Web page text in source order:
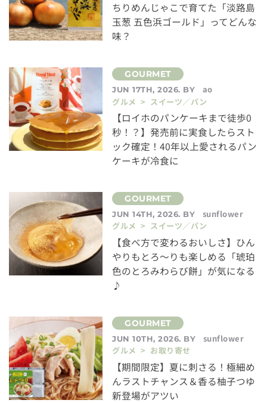
ちりめんじゃこで育てた「淡路島
玉葱 五色浜ゴールド」ってどんな
味？
JUN 17TH, 2026. BY
ao
グルメ > スイーツ／パン
【ロイホのパンケーキまで徒歩0
秒！？】発売前に実食したらスト
ック確定！40年以上愛されるパン
ケーキが冷食に
JUN 14TH, 2026. BY
sunflower
グルメ > スイーツ／パン
【食べ方で変わるおいしさ】ひん
やりもとろ〜りも楽しめる「琥珀
色のとろみわらび餅」が気になる
♪
JUN 10TH, 2026. BY
sunflower
グルメ > お取り寄せ
【期間限定】夏に刺さる！極細め
んラストチャンス＆香る柚子つゆ
新登場がアツい